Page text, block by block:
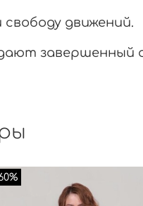
движений.
завершенный